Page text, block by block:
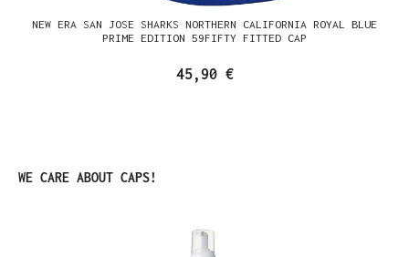
NEW ERA SAN JOSE SHARKS NORTHERN CALIFORNIA ROYAL BLUE
PRIME EDITION 59FIFTY FITTED CAP
45,90 €
Produktgalerie überspringen
WE CARE ABOUT CAPS!